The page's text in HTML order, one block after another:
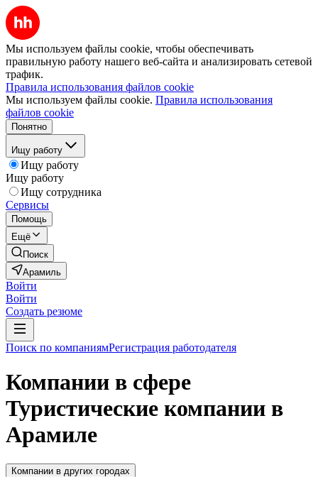
Мы используем файлы cookie, чтобы обеспечивать
правильную работу нашего веб-сайта и анализировать сетевой
трафик.
Правила использования файлов cookie
Мы используем файлы cookie. Правила использования
файлов cookie
Понятно
Ищу работу
Ищу работу
Ищу работу
Ищу сотрудника
Сервисы
Помощь
Ещё
Поиск
Арамиль
Войти
Войти
Создать резюме
Поиск по компаниямРегистрация работодателя
Компании в сфере
Туристические компании в
Арамиле
Компании в других городах